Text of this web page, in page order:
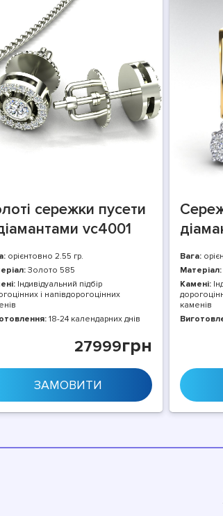
сережки пусети
vc4001
орієнтовно 2.55 гр.
Золото 585
Індивідуальний підбір
і напівдорогоцінних
18-24 календарних днів
27999грн
ЗАМОВИТИ
Вага:
Матеріал:
Камені:
каменів